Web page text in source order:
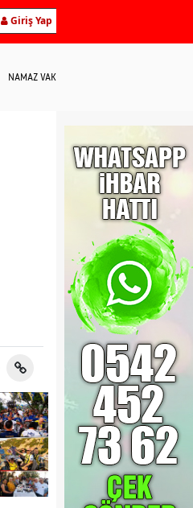
Giriş Yap
NAMAZ VAKİTLERİ